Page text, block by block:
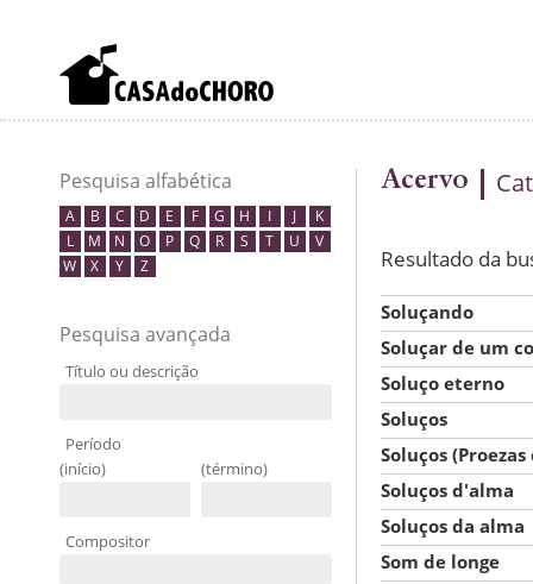
Pesquisa alfabética
A B C D E F G H I J
K
L
M N O P Q R S T U
V
W
X Y Z
Pesquisa avançada
Título ou descrição
Período
(início)
(término)
Compositor
Acervo
Resultado da
Soluçando
Soluçar de um
Soluço eterno
Soluços
Soluços
Soluços d'alma
Soluços da alma
Som de longe